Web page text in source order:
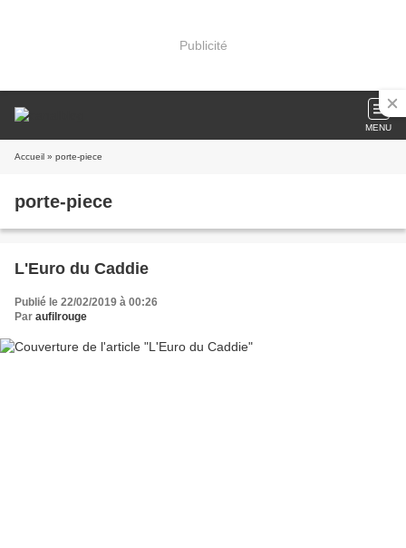
Publicité
MENU
Accueil » porte-piece
porte-piece
L'Euro du Caddie
Publié le 22/02/2019 à 00:26
Par aufilrouge